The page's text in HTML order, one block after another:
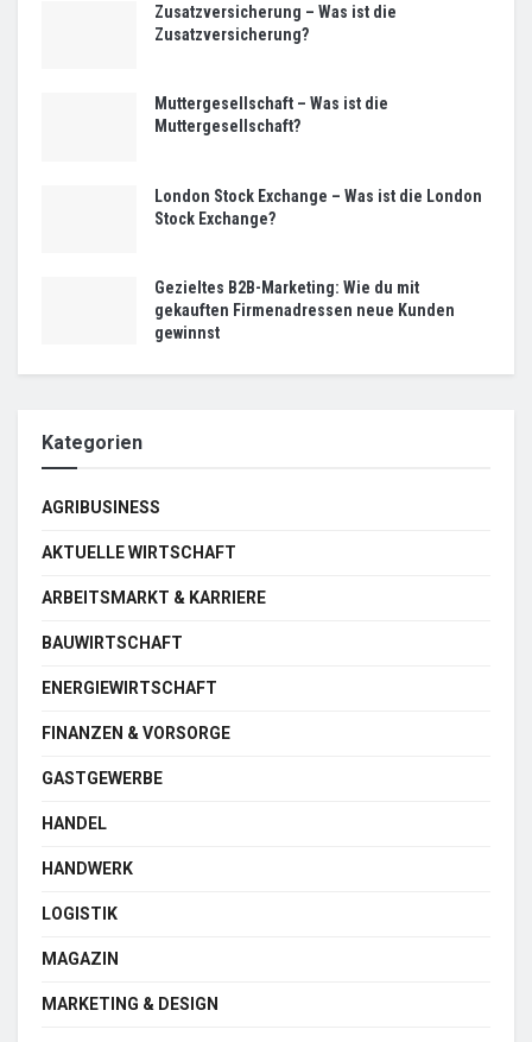
Zusatzversicherung – Was ist die
Zusatzversicherung?
Muttergesellschaft – Was ist die
Muttergesellschaft?
London Stock Exchange – Was ist die London
Stock Exchange?
Gezieltes B2B-Marketing: Wie du mit
gekauften Firmenadressen neue Kunden
gewinnst
Kategorien
AGRIBUSINESS
AKTUELLE WIRTSCHAFT
ARBEITSMARKT & KARRIERE
BAUWIRTSCHAFT
ENERGIEWIRTSCHAFT
FINANZEN & VORSORGE
GASTGEWERBE
HANDEL
HANDWERK
LOGISTIK
MAGAZIN
MARKETING & DESIGN